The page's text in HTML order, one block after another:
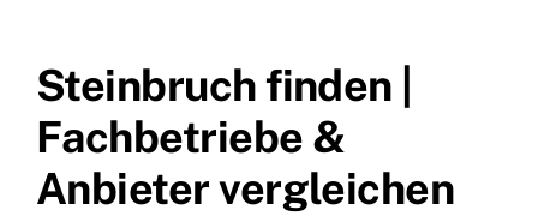
Handwerker Ratgeber
Wir über uns
Steinbruch finden |
Fachbetriebe &
Anbieter vergleichen